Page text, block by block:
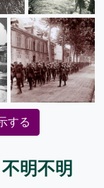
する
明不明